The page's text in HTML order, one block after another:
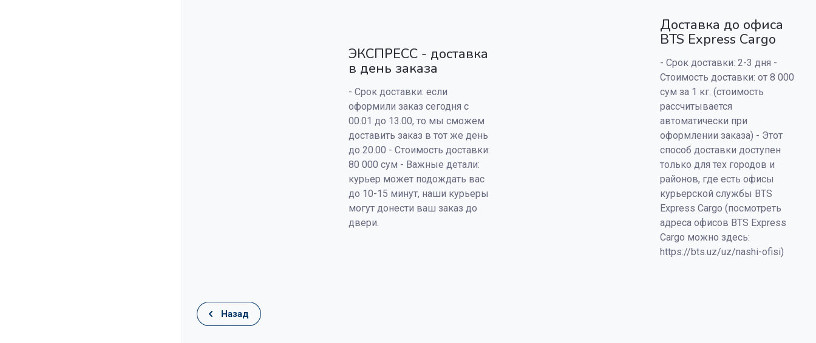
ЭКСПРЕСС - доставка
в день заказа
- Срок доставки: если
оформили заказ сегодня с
00.01 до 13.00, то мы сможем
доставить заказ в тот же день
до 20.00 - Стоимость доставки:
80 000 сум - Важные детали:
курьер может подождать вас
до 10-15 минут, наши курьеры
могут донести ваш заказ до
двери.
Доставка до офиса
BTS Express Cargo
- Срок доставки: 2-3 дня -
Стоимость доставки: от 8 000
сум за 1 кг. (стоимость
рассчитывается
автоматически при
оформлении заказа) - Этот
способ доставки доступен
только для тех городов и
районов, где есть офисы
курьерской службы BTS
Express Cargo (посмотреть
адреса офисов BTS Express
Cargo можно здесь:
https://bts.uz/uz/nashi-ofisi)
Назад